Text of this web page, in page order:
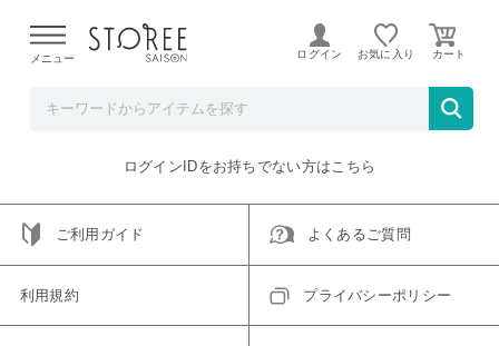
よる配送遅延が発生しております。
メニュー ログイン お気に入り
ご指定のアイテムは取り扱い終了、またはただいま取り扱い
トップへ戻る
ログインIDをお持ちでない方はこちら
ご利用ガイド よくあるご質問
利用規約 プライバシーポリシー